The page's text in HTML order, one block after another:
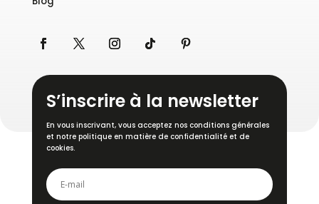
S’inscrire à la newsletter
En vous inscrivant, vous acceptez nos conditions générales
et notre politique en matière de confidentialité et de
cookies.